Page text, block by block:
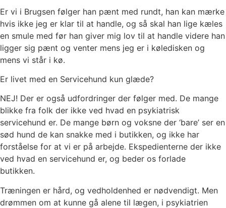
Er vi i Brugsen følger han pænt med rundt, han kan mærke
hvis ikke jeg er klar til at handle, og så skal han lige kæles
en smule med før han giver mig lov til at handle videre han
ligger sig pænt og venter mens jeg er i køledisken og
mens vi står i kø.
Er livet med en Servicehund kun glæde?
NEJ! Der er også udfordringer der følger med. De mange
blikke fra folk der ikke ved hvad en psykiatrisk
servicehund er. De mange børn og voksne der ‘bare’ ser en
sød hund de kan snakke med i butikken, og ikke har
forståelse for at vi er på arbejde. Ekspedienterne der ikke
ved hvad en servicehund er, og beder os forlade
butikken.
Træningen er hård, og vedholdenhed er nødvendigt. Men
drømmen om at kunne gå alene til lægen, i psykiatrien